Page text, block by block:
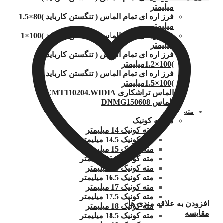
میلیمتر
فرز اره ای تمام الماس ( تنگستن کارباید )80×1.5
میلیمتر
فرز اره ای تمام الماس ( تنگستن کارباید )100×1
میلیمتر
فرز اره ای تمام الماس ( تنگستن کارباید
)100×1.2میلیمتر
فرز اره ای تمام الماس ( تنگستن کارباید
)100×1.5میلیمتر
الماس تراشکاری TCMT110204.WIDIA
الماس DNMG150608
مته
مته ته کونیک
مته کونیک 14 میلیمتر
مته کونیک 14.5 میلیمتر
مته کونیک 15 میلیمتر
مته کونیک 15.5 میلیمتر
مته کونیک 16 میلیمتر
مته کونیک 16.5 میلیمتر
مته کونیک 17 میلیمتر
مته کونیک 17.5 میلیمتر
مته کونیک 18 میلیمتر
مته کونیک 18.5 میلیمتر
افزودن به علاقه مندی ها
مقایسه